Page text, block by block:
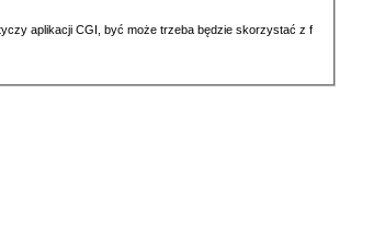
aplikacji CGI, być może trzeba będzie skorzystać z f